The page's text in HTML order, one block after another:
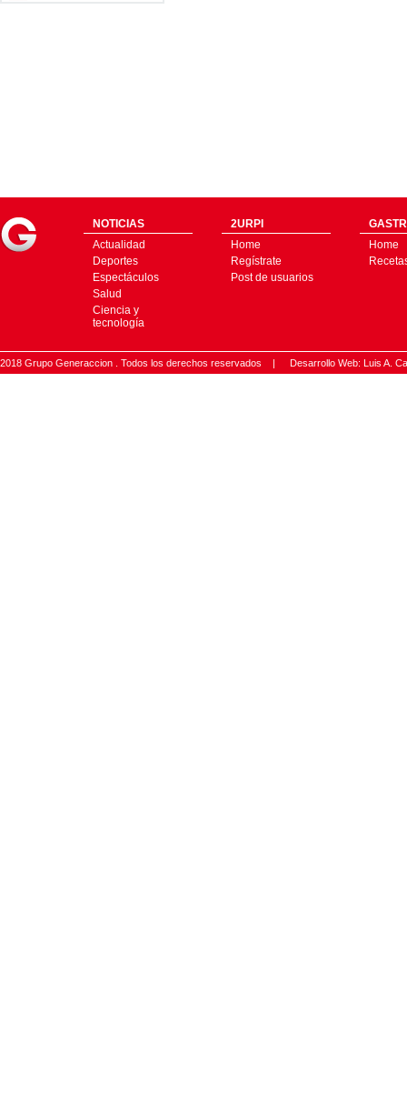
NOTICIAS
Actualidad
Deportes
Espectáculos
Salud
Ciencia y
tecnología
2URPI
Home
Regístrate
Post de usuarios
Home
2018 Grupo Generaccion . Todos los derechos reservados | Desarrollo Web: Luis